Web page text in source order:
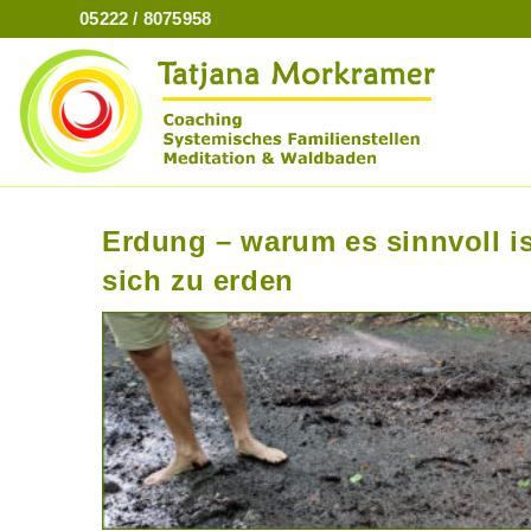
Inhalt
springen
05222 / 8075958
Erdung – warum es sinnvoll
sich zu erden